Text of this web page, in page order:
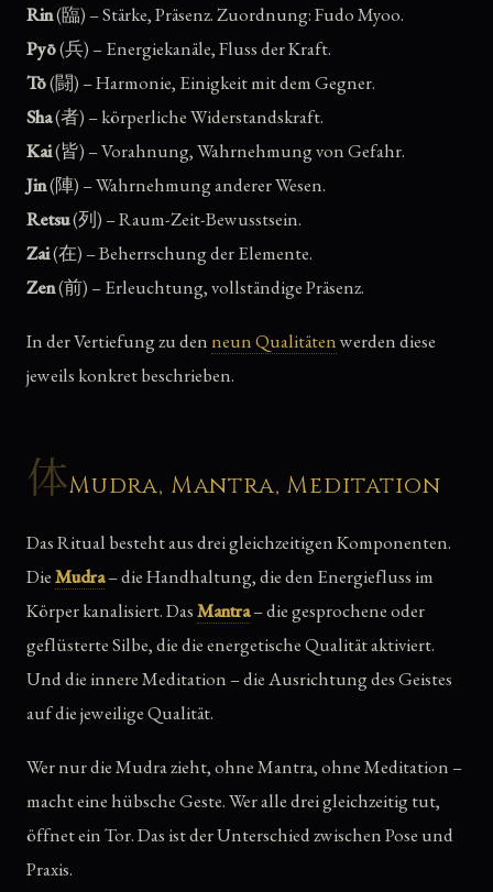
Rin(臨) – Stärke, Präsenz. Zuordnung: Fudo Myoo.
Pyō(兵) – Energiekanäle, Fluss der Kraft.
Tō(闘) – Harmonie, Einigkeit mit dem Gegner.
Sha(者) – körperliche Widerstandskraft.
Kai(皆) – Vorahnung, Wahrnehmung von Gefahr.
Jin(陣) – Wahrnehmung anderer Wesen.
Retsu(列) – Raum-Zeit-Bewusstsein.
Zai(在) – Beherrschung der Elemente.
Zen(前) – Erleuchtung, vollständige Präsenz.
In der Vertiefung zu denneun Qualitätenwerden diese
jeweils konkret beschrieben.
体Mudra, Mantra, Meditation
Das Ritual besteht aus drei gleichzeitigen Komponenten.
DieMudra– die Handhaltung, die den Energiefluss im
Körper kanalisiert. DasMantra– die gesprochene oder
geflüsterte Silbe, die die energetische Qualität aktiviert.
Und die innere Meditation – die Ausrichtung des Geistes
auf die jeweilige Qualität.
Wer nur die Mudra zieht, ohne Mantra, ohne Meditation –
macht eine hübsche Geste. Wer alle drei gleichzeitig tut,
öffnet ein Tor. Das ist der Unterschied zwischen Pose und
Praxis.